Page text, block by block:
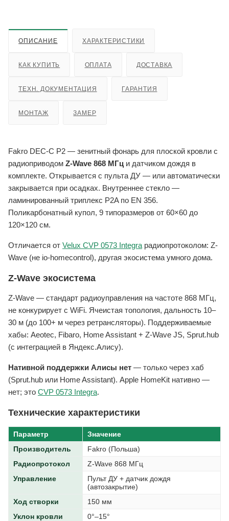
ОПИСАНИЕ ХАРАКТЕРИСТИКИ
КАК КУПИТЬ ОПЛАТА ДОСТАВКА
ТЕХН. ДОКУМЕНТАЦИЯ ГАРАНТИЯ
МОНТАЖ ЗАМЕР
Fakro DEC-C P2 — зенитный фонарь для плоской кровли с
радиоприводом Z-Wave 868 МГц и датчиком дождя в
комплекте. Открывается с пульта ДУ — или автоматически
закрывается при осадках. Внутреннее стекло —
ламинированный триплекс P2A по EN 356.
Поликарбонатный купол, 9 типоразмеров от 60×60 до
120×120 см.
Отличается от Velux CVP 0573 Integra радиопротоколом: Z-
Wave (не io-homecontrol), другая экосистема умного дома.
Z-Wave экосистема
Z-Wave — стандарт радиоуправления на частоте 868 МГц,
не конкурирует с WiFi. Ячеистая топология, дальность 10–
30 м (до 100+ м через ретрансляторы). Поддерживаемые
хабы: Aeotec, Fibaro, Home Assistant + Z-Wave JS, Sprut.hub
(с интеграцией в Яндекс.Алису).
Нативной поддержки Алисы нет — только через хаб
(Sprut.hub или Home Assistant). Apple HomeKit нативно —
нет; это CVP 0573 Integra.
Технические характеристики
Параметр
Значение
Производитель
Fakro (Польша)
Радиопротокол
Z-Wave 868 МГц
Управление
Пульт ДУ + датчик дождя
(автозакрытие)
Ход створки
150 мм
Уклон кровли
0°–15°